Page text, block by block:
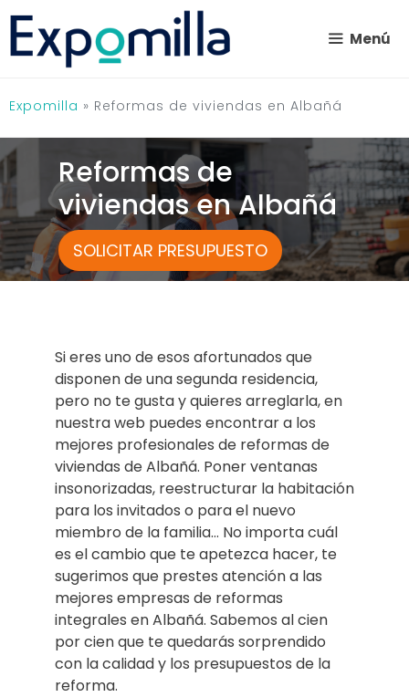
Saltar
contenido
Menú
Expomilla » Reformas de viviendas en Albañá
Reformas de
viviendas en Albañá
SOLICITAR PRESUPUESTO
Si eres uno de esos afortunados que
disponen de una segunda residencia,
pero no te gusta y quieres arreglarla, en
nuestra web puedes encontrar a los
mejores profesionales de reformas de
viviendas de Albañá. Poner ventanas
insonorizadas, reestructurar la habitación
para los invitados o para el nuevo
miembro de la familia… No importa cuál
es el cambio que te apetezca hacer, te
sugerimos que prestes atención a las
mejores empresas de reformas
integrales en Albañá. Sabemos al cien
por cien que te quedarás sorprendido
con la calidad y los presupuestos de la
reforma.